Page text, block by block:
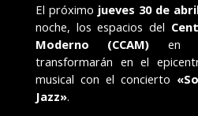
El próximo jueves 30 de
noche, los espacios del
Moderno (CCAM) en
transformarán en el
musical con el concierto
Jazz».